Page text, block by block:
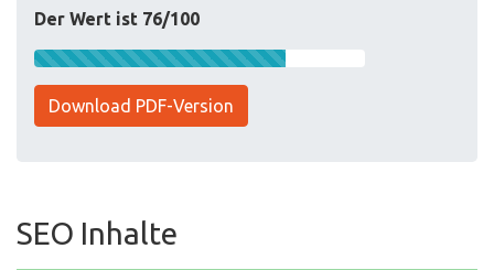
Der Wert ist 76/100
Download PDF-Version
SEO Inhalte